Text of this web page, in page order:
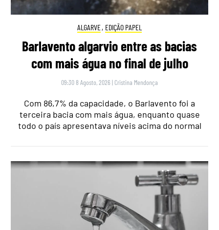
ALGARVE, EDIÇÃO PAPEL
Barlavento algarvio entre as bacias
com mais água no final de julho
09:30 8 Agosto, 2026 | Cristina Mendonça
Com 86,7% da capacidade, o Barlavento foi a
terceira bacia com mais água, enquanto quase
todo o país apresentava níveis acima do normal